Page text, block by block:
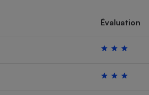
Évaluation